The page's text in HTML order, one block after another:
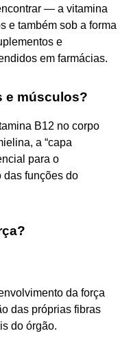
— a vitamina
e também sob a forma
e
em farmácias.
e músculos?
B12 no corpo
a “capa
para o
das funções do
da força
das próprias fibras
do órgão.